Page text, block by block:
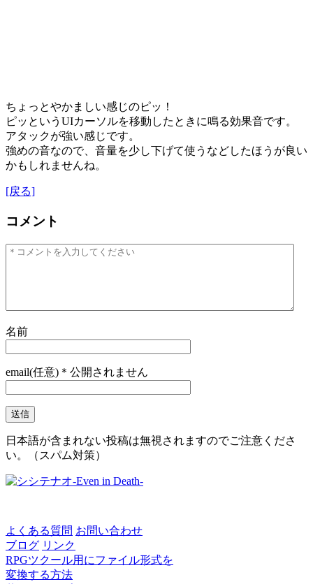
ちょっとやかましい感じのピッ！
ピッというUIカーソルを移動したときに鳴る効果音です。
アタックが強い感じです。
強めの音なので、音量を少し下げて使うなどしたほうが良い
かもしれませんね。
[戻る]
コメント
名前
email(任意)＊公開されません
日本語が含まれない投稿は無視されますのでご注意くださ
い。（スパム対策）
よくある質問 お問い合わせ
ブログ リンク
RPGツクール用にファイル形式を
変換する方法